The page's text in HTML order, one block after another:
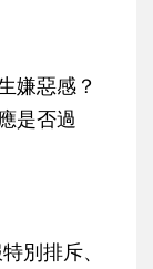
嫌惡感？
是否過
別排斥、